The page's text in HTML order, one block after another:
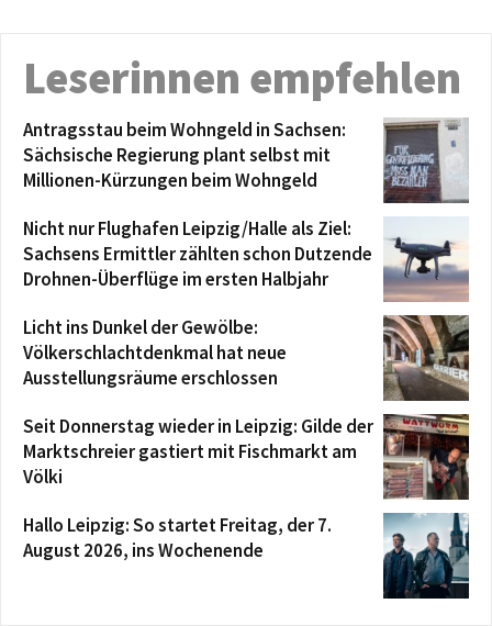
Leserinnen empfehlen
Antragsstau beim Wohngeld in Sachsen:
Sächsische Regierung plant selbst mit
Millionen-Kürzungen beim Wohngeld
Nicht nur Flughafen Leipzig/Halle als Ziel:
Sachsens Ermittler zählten schon Dutzende
Drohnen-Überflüge im ersten Halbjahr
Licht ins Dunkel der Gewölbe:
Völkerschlachtdenkmal hat neue
Ausstellungsräume erschlossen
Seit Donnerstag wieder in Leipzig: Gilde der
Marktschreier gastiert mit Fischmarkt am
Völki
Hallo Leipzig: So startet Freitag, der 7.
August 2026, ins Wochenende